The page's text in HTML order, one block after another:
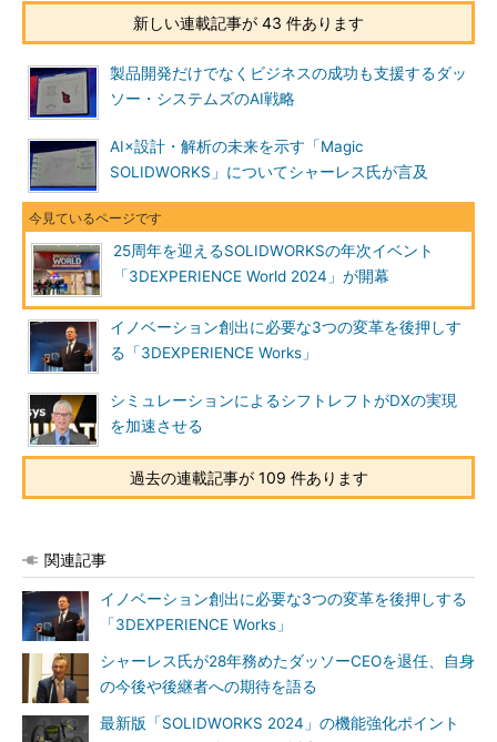
新しい連載記事が 43 件あります
製品開発だけでなくビジネスの成功も支援するダッ
ソー・システムズのAI戦略
AI×設計・解析の未来を示す「Magic
SOLIDWORKS」についてシャーレス氏が言及
25周年を迎えるSOLIDWORKSの年次イベント
「3DEXPERIENCE World 2024」が開幕
イノベーション創出に必要な3つの変革を後押しす
る「3DEXPERIENCE Works」
シミュレーションによるシフトレフトがDXの実現
を加速させる
過去の連載記事が 109 件あります
関連記事
イノベーション創出に必要な3つの変革を後押しする
「3DEXPERIENCE Works」
シャーレス氏が28年務めたダッソーCEOを退任、自身
の今後や後継者への期待を語る
最新版「SOLIDWORKS 2024」の機能強化ポイント